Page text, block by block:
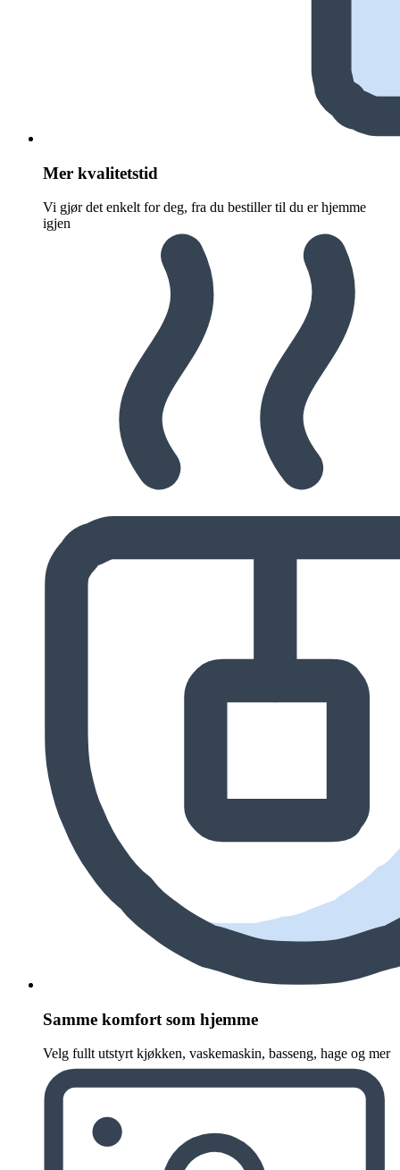
Mer kvalitetstid
Vi gjør det enkelt for deg, fra du bestiller til du er hjemme
igjen
Samme komfort som hjemme
Velg fullt utstyrt kjøkken, vaskemaskin, basseng, hage og mer